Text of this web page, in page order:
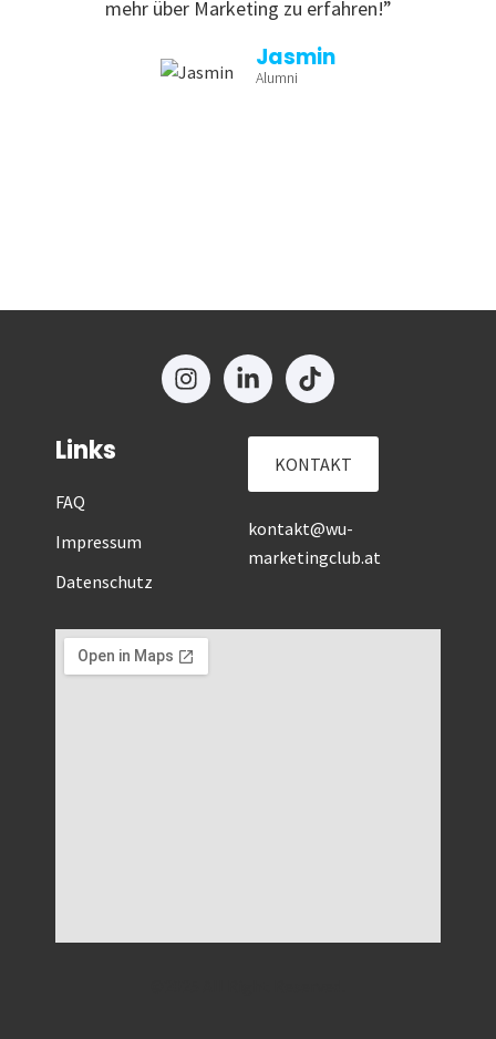
mehr über Marketing zu erfahren!”
Jasmin
Alumni
Links
FAQ
Impressum
Datenschutz
KONTAKT
kontakt@wu-
marketingclub.at